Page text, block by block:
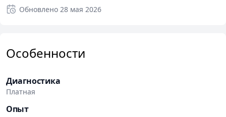
Обновлено 28 мая 2026
Особенности
Диагностика
Платная
Опыт